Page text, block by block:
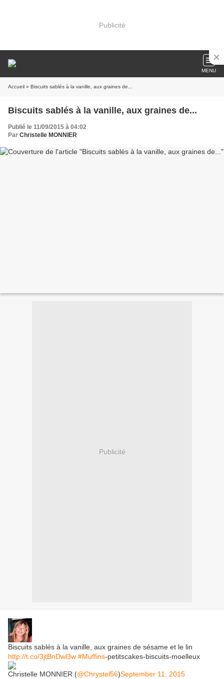
Publicité
MENU
Accueil » Biscuits sablés à la vanille, aux graines de...
Biscuits sablés à la vanille, aux graines de...
Publié le 11/09/2015 à 04:02
Par Christelle MONNIER
Publicité
Biscuits sablés à la vanille, aux graines de sésame et le lin
http://t.co/3jtBnDwl3w #Muffins-petitscakes-biscuits-moelleux
Christelle MONNIER (@Chrystel56)September 11, 2015